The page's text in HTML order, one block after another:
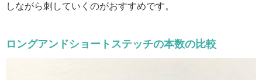
しながら刺していくのがおすすめです。
ロングアンドショートステッチの本数の比較